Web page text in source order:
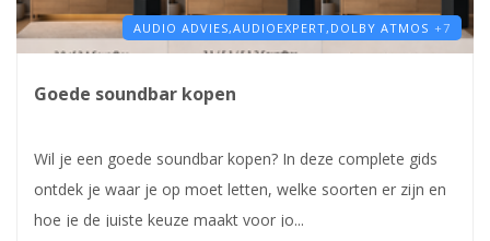
AUDIO ADVIES,AUDIOEXPERT, DOLBY ATMOS +7
Goede soundbar kopen
Wil je een goede soundbar kopen? In deze complete gids
ontdek je waar je op moet letten, welke soorten er zijn en
hoe je de juiste keuze maakt voor jo...